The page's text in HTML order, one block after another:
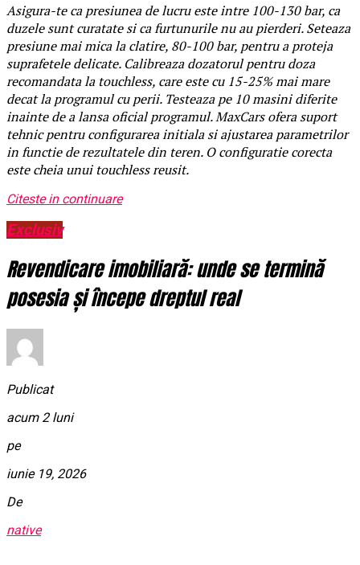
Asigura-te ca presiunea de lucru este intre 100-130 bar, ca
duzele sunt curatate si ca furtunurile nu au pierderi. Seteaza
presiune mai mica la clatire, 80-100 bar, pentru a proteja
suprafetele delicate. Calibreaza dozatorul pentru doza
recomandata la touchless, care este cu 15-25% mai mare
decat la programul cu perii. Testeaza pe 10 masini diferite
inainte de a lansa oficial programul. MaxCars ofera suport
tehnic pentru configurarea initiala si ajustarea parametrilor
in functie de rezultatele din teren. O configuratie corecta
este cheia unui touchless reusit.
Citeste in continuare
Exclusiv
Revendicare imobiliară: unde se termină
posesia și începe dreptul real
Publicat
acum 2 luni
pe
iunie 19, 2026
De
native